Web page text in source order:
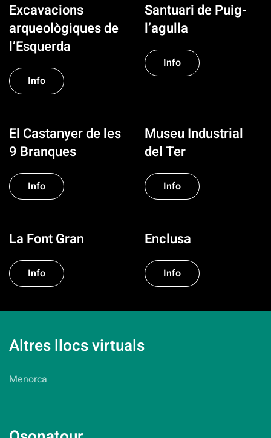
Excavacions
arqueològiques de
l’Esquerda
Info
Santuari de Puig-
l’agulla
Info
El Castanyer de les
9 Branques
Info
Museu Industrial
del Ter
Info
La Font Gran
Info
Enclusa
Info
Altres llocs virtuals
Menorca